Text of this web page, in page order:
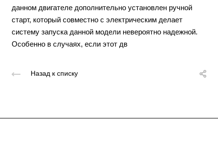
данном двигателе дополнительно установлен ручной
старт, который совместно с электрическим делает
систему запуска данной модели невероятно надежной.
Особенно в случаях, если этот дв
Назад к списку